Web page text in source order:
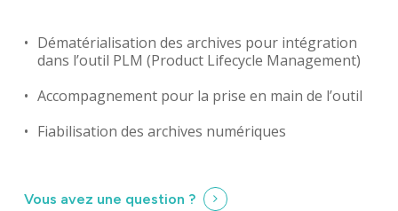
Dématérialisation des archives pour intégration
dans l’outil PLM (Product Lifecycle Management)
Accompagnement pour la prise en main de l’outil
Fiabilisation des archives numériques
Vous avez une question ?